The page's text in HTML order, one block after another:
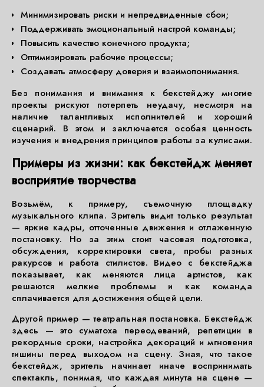
Минимизировать риски и непредвиденные сбои;
Поддерживать эмоциональный настрой команды;
Повысить качество конечного продукта;
Оптимизировать рабочие процессы;
Создавать атмосферу доверия и взаимопонимания.
Без понимания и внимания к бекстейджу многие
проекты рискуют потерпеть неудачу, несмотря на
наличие талантливых исполнителей и хороший
сценарий. В этом и заключается особая ценность
изучения и внедрения принципов работы за кулисами.
Примеры из жизни: как бекстейдж меняет
восприятие творчества
Возьмём, к примеру, съемочную площадку
музыкального клипа. Зритель видит только результат
— яркие кадры, отточенные движения и отлаженную
постановку. Но за этим стоит часовая подготовка,
обсуждения, корректировки света, пробы разных
ракурсов и работа стилистов. Видео с бекстейджа
показывает, как меняются лица артистов, как
решаются мелкие проблемы и как команда
сплачивается для достижения общей цели.
Другой пример — театральная постановка. Бекстейдж
здесь — это суматоха переодеваний, репетиции в
рекордные сроки, настройка декораций и мгновения
тишины перед выходом на сцену. Зная, что такое
бекстейдж, зритель начинает иначе воспринимать
спектакль, понимая, что каждая минута на сцене —